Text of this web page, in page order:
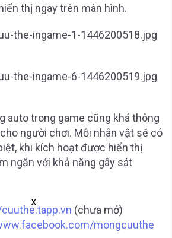
thị ngay trên màn hình.
auto trong game cũng khá thông
người chơi. Mỗi nhân vật sẽ có
khi kích hoạt được hiển thị
ngắn với khả năng gây sát
X
(chưa mở)
mongcuuthe